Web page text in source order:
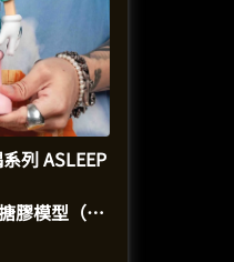
列 ASLEEP
膠模型（高